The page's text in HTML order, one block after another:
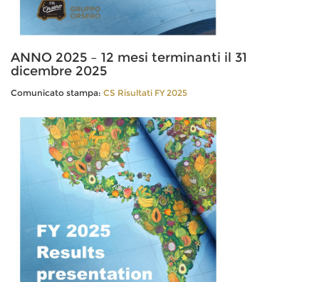
ANNO 2025 – 12 mesi terminanti il 31
dicembre 2025
Comunicato stampa: CS Risultati FY 2025